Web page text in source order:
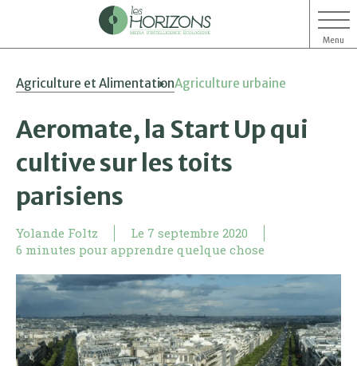
Menu
Agriculture et AlimentationAgriculture urbaine
Aeromate, la Start Up qui
cultive sur les toits
parisiens
Yolande Foltz Le 7 septembre 2020
6 minutes pour apprendre quelque chose